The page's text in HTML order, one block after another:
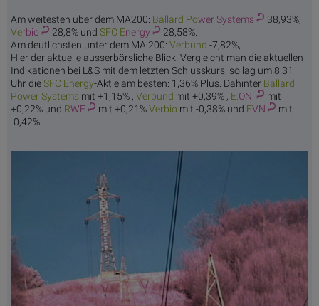
Am weitesten über dem MA200: Ballard Power Systems
38,93%,
Verbio 28,8% und SFC Energy
28,58%.
Am deutlichsten unter dem MA 200: Verbund -7,82%,
Hier der aktuelle ausserbörsliche Blick. Vergleicht man die aktuellen
Indikationen bei L&S mit dem letzten Schlusskurs, so lag um 8:31
Uhr dieSFC Energy-Aktie am besten: 1,36% Plus. Dahinter Ballard
Power Systems mit +1,15% , Verbund mit +0,39% , E. ON
mit
+0,22% und RWE mit +0,21%Verbio mit -0,38% und EVN
mit
-0,42% .